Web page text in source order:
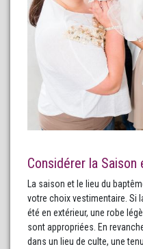
Considérer la Saison
La saison et le lieu du
votre choix vestimentaire. Si
été en extérieur, une robe
sont appropriées. En
dans un lieu de culte, une